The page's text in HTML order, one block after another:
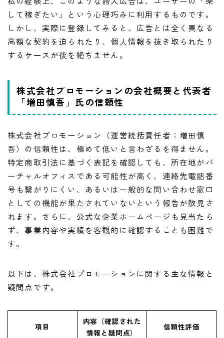
して稼ぎたい」という心理巧みに利用するものです。
しかし、実際に登録してみると、広告とは全く異なる
高額な契約を迫られたり、個人情報を抜き取られたり
するケースが後を絶ちません。
株式会社プロモーションの会社概要と代表者
「増田慎吾」氏の信頼性
株式会社プロモーション（運営統括責任者：増田慎
吾）の信頼性は、極めて低いと言わざるを得ません。
特定商取引法に基づく表記を確認しても、所在地がバ
ーチャルオフィスである可能性が高く、連絡先電話番
号も繋がりにくい、あるいは一般的な問い合わせ窓口
としての機能が果たされていないという報告が散見さ
れます。さらに、公式な企業ホームページも見当たら
ず、事業内容や実績を客観的に確認することも困難で
す。
以下は、株式会社プロモーションに関する主な情報と
疑問点です。
項目
内容（確認された
情報と疑問点）
信頼性評価